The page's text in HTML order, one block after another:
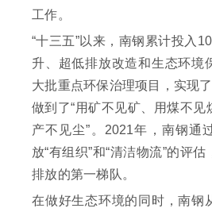
工作。
“十三五”以来，南钢累计投入
升、超低排放改造和生态环境
大批重点环保治理项目，实现了
做到了“用矿不见矿、用煤不见
产不见尘”。2021年，南钢通
放“有组织”和“清洁物流”的评
排放的第一梯队。
在做好生态环境的同时，南钢